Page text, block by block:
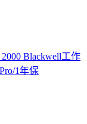
Blackwell工作
1年保